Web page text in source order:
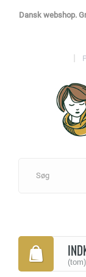
Dansk webshop.
(tom)